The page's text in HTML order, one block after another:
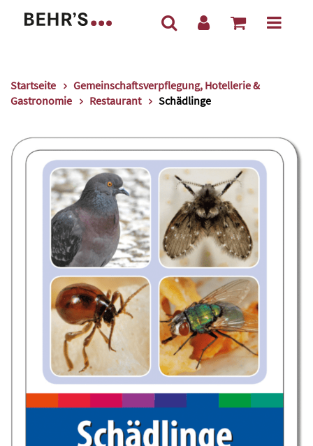
Startseite
Gemeinschaftsverpflegung, Hotellerie &
Gastronomie
Restaurant Schädlinge